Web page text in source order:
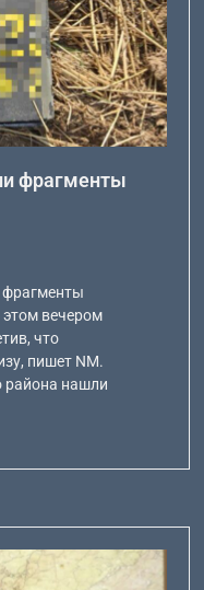
фрагменты
фрагменты
этом вечером
что
пишет NM.
района нашли